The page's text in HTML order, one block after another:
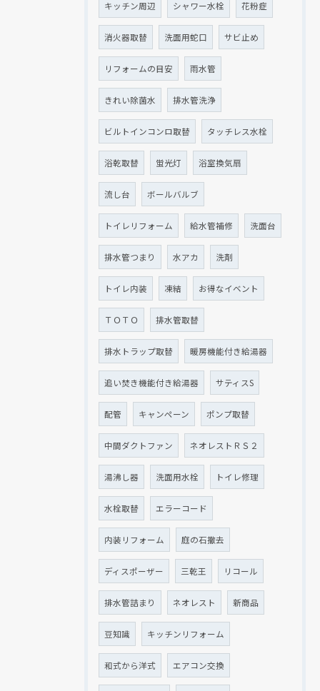
キッチン周辺 シャワー水栓 花粉症
消火器取替 洗面用蛇口 サビ止め
リフォームの目安 雨水管
きれい除菌水 排水管洗浄
ビルトインコンロ取替 タッチレス水栓
浴乾取替 蛍光灯 浴室換気扇
流し台 ボールバルブ
トイレリフォーム 給水管補修 洗面台
排水管つまり 水アカ 洗剤
トイレ内装 凍結 お得なイベント
ＴＯＴＯ 排水管取替
排水トラップ取替 暖房機能付き給湯器
追い焚き機能付き給湯器 サティスS
配管 キャンペーン ポンプ取替
中間ダクトファン ネオレストＲＳ２
湯沸し器 洗面用水栓 トイレ修理
水栓取替 エラーコード
内装リフォーム 庭の石撤去
ディスポーザー 三乾王 リコール
排水管詰まり ネオレスト 新商品
豆知識 キッチンリフォーム
和式から洋式 エアコン交換